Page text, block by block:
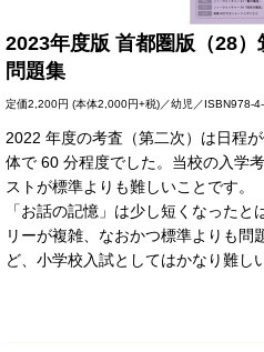
2023年度版 首都圏版（28
問題集
定価2,200円 (本体2,000円+税)／幼児／ISBN978-
2022 年度の考査（第二次）は日程
体で 60 分程度でした。当校の入学
ストが標準よりも難しいことです。
「お話の記憶」は少し短くなった
リーが複雑、なおかつ標準よりも問
ど、小学校入試としてはかなり難し